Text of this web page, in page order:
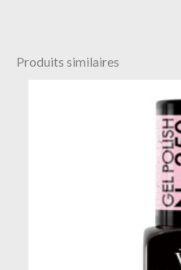
Produits similaires